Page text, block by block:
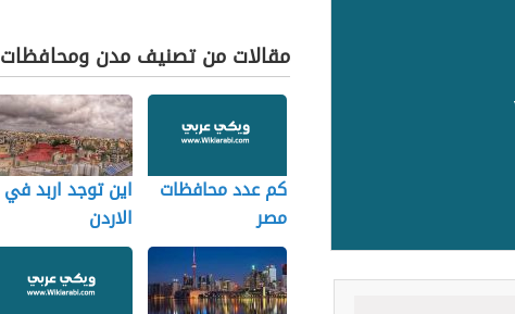
مقالات من تصنيف مدن ومحافظات
كم عدد محافظات
مصر
اين توجد اربد في
الاردن